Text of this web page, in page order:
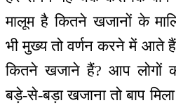
मालूम है कितने खजानों के
भी मुख्य तो वर्णन करने में आते
कितने खजाने हैं? आप लोगों
बड़े-से-बड़ा खजाना तो बाप